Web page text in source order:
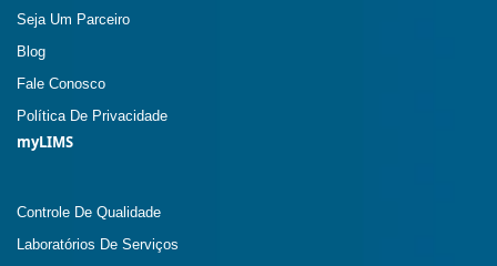
Seja Um Parceiro
Blog
Fale Conosco
Política De Privacidade
myLIMS
Controle De Qualidade
Laboratórios De Serviços